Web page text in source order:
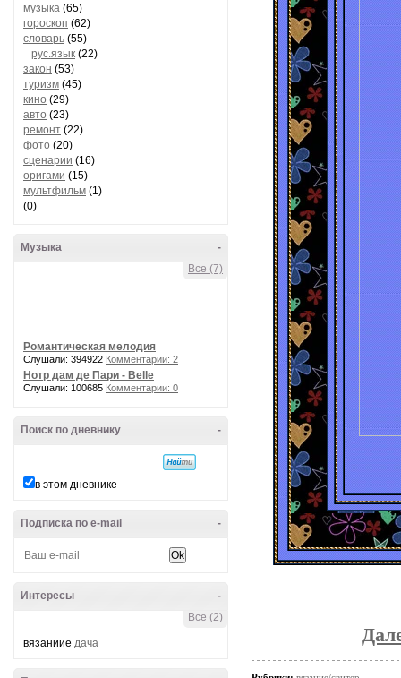
музыка (65)
гороскоп (62)
словарь (55)
рус.язык (22)
закон (53)
туризм (45)
кино (29)
авто (23)
ремонт (22)
фото (20)
сценарии (16)
оригами (15)
мультфильм (1)
(0)
-
Музыка
Все (7)
Романтическая мелодия
Слушали: 394922 Комментарии: 2
Нотр дам де Пари - Belle
Слушали: 100685 Комментарии: 0
-
Поиск по дневнику
в этом дневнике
-
Подписка по e-mail
-
Интересы
Все (2)
вязаниие дача